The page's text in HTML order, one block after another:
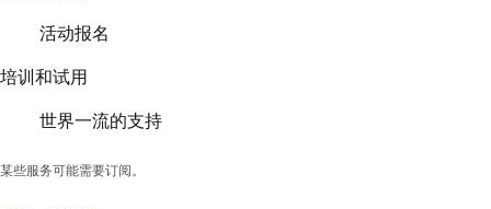
活动报名
培训和试用
世界一流的支持
某些服务可能需要订阅。